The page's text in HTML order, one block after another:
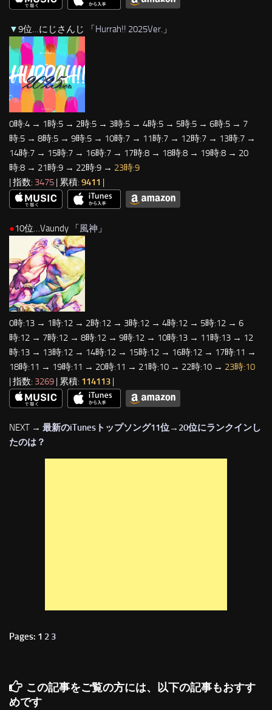
▼9位…にじさんじ 「Hurrah!! 2025Ver. 」
0時:4 → 1時:5 → 2時:5 → 3時:5 → 4時:5 → 5時:5 → 6時:5 → 7
時:5 → 8時:5 → 9時:5 → 10時:7 → 11時:7 → 12時:7 → 13時:7 →
14時:7 → 15時:7 → 16時:7 → 17時:8 → 18時:8 → 19時:8 → 20
時:8 → 21時:9 → 22時:9 → 23時:9
| 指数: 3475 | 累積: 9411 |
●10位…Vaundy 「風神 」
0時:13 → 1時:12 → 2時:12 → 3時:12 → 4時:12 → 5時:12 → 6
時:12 → 7時:12 → 8時:12 → 9時:12 → 10時:13 → 11時:13 → 12
時:13 → 13時:12 → 14時:12 → 15時:12 → 16時:12 → 17時:11 →
18時:11 → 19時:11 → 20時:11 → 21時:10 → 22時:10 → 23時:10
| 指数: 3269 | 累積: 114113 |
NEXT → 最新のiTunesトップソング11位→20位にランクインし
たのは？
Pages: 1 2 3
この記事をご覧の方には、以下の記事もおすす
めです